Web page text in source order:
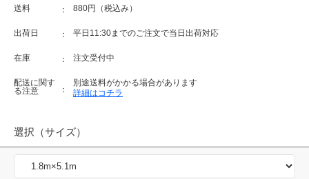
送料 880円（税込み）
出荷日 平日11:30までのご注文で当日出荷対応
在庫 注文受付中
配送に関す
る注意
別途送料がかかる場合があります
詳細はコチラ
選択（サイズ）